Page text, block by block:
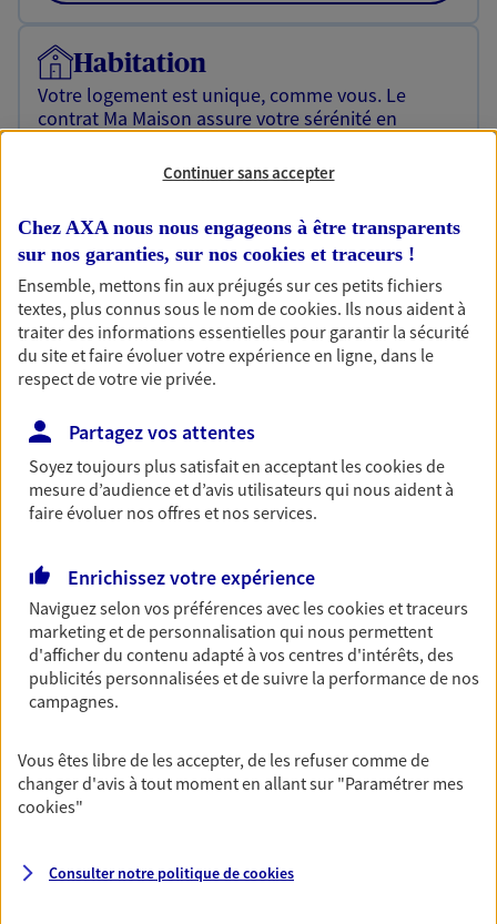
Habitation
Votre logement est unique, comme vous. Le
contrat Ma Maison assure votre sérénité en
Découvrir l'offre Habitation
OBTENIR UN TARIF EN LIGNE
Garantie Accidents de la Vie
Bricoleuse, féru de jardinage, pâtissier en herbe
ou grande lectrice… personne n'est à l'abri d'un
accident du quotidien. Avec Ma Protection
Accident, protégez votre qualité de vie et vos
revenus.
Découvrir l'offre Garantie Accidents de la Vie
OBTENIR UN TARIF EN LIGNE
Multirisque Entreprise
Gagnez en simplicité et en sérénité avec votre
assurance multirisque entreprise. Un contrat
unique pour protéger vos locaux, matériels pro,
équipements et stocks… sans oublier votre
Découvrir l'offre Multirisque Entreprise
Continuer sans accepter
Chez AXA nous nous engageons à être transparents
sur nos garanties, sur nos cookies et traceurs !
Ensemble, mettons fin aux préjugés sur ces petits fichiers
textes, plus connus sous le nom decookies. Ils nous aident à
traiter des informations essentielles pour garantir la sécurité
du site et faire évoluer votre expérience en ligne, dans le
respect de votre vie privée.
Partagez vos attentes
Soyez toujours plus satisfait en acceptant lescookiesde
mesure d’audience et d’avis utilisateurs qui nous aident à
faire évoluer nos offres et nos services.
Enrichissez votre expérience
Naviguez selon vos préférences avec lescookies et traceurs
marketing et de personnalisation qui nous permettent
d'afficher du contenu adapté à vos centres d'intérêts, des
publicités personnalisées et de suivre la performance de nos
campagnes.
Vous êtes libre de les accepter, de les refuser comme de
changer d'avis à tout moment en allant sur "Paramétrer mes
cookies"
Consulter notre politique decookies